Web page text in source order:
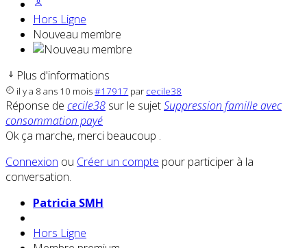
Hors Ligne
Nouveau membre
Plus d'informations
il y a 8 ans 10 mois#17917 par cecile38
Réponse de cecile38 sur le sujetSuppression famille avec
consommation payé
Ok ça marche, merci beaucoup .
Connexion ou Créer un compte pour participer à la
conversation.
Patricia SMH
Hors Ligne